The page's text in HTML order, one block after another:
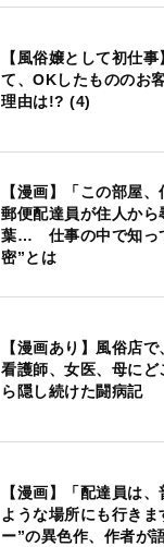
【風俗嬢として初仕
て、OKしたもののお
理由は!? (4)
【漫画】「この部屋
郵便配達員が住人か
葉… 仕事の中で知っ
密”とは
【漫画あり】風俗店
看護師、女医、母に
ら隠し続けた闘病記
【漫画】「配達員は
ような場所にも行き
ー”の異色作、作者が